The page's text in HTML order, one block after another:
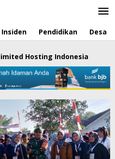
Insiden Pendidikan Desa